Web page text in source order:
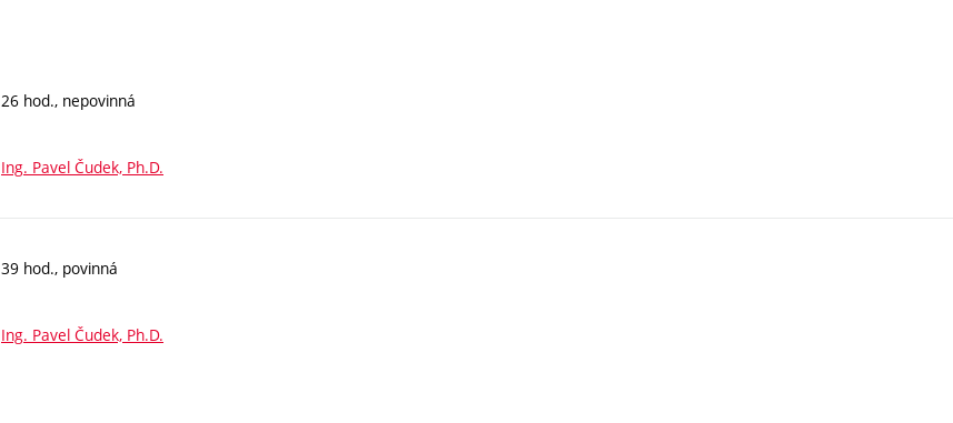
26 hod., nepovinná
Ing. Pavel Čudek, Ph.D.
39 hod., povinná
Ing. Pavel Čudek, Ph.D.